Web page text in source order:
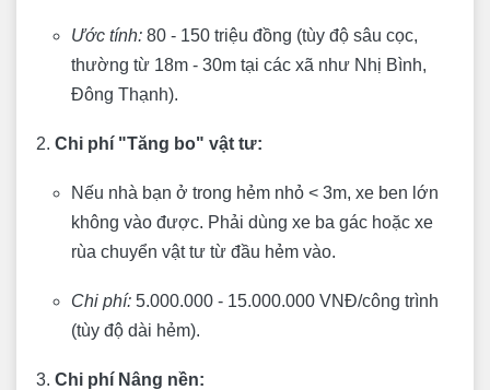
Ước tính: 80 - 150 triệu đồng (tùy độ sâu cọc,
thường từ 18m - 30m tại các xã như Nhị Bình,
Đông Thạnh).
Chi phí "Tăng bo" vật tư:
Nếu nhà bạn ở trong hẻm nhỏ < 3m, xe ben lớn
không vào được. Phải dùng xe ba gác hoặc xe
rùa chuyển vật tư từ đầu hẻm vào.
Chi phí: 5.000.000 - 15.000.000 VNĐ/công trình
(tùy độ dài hẻm).
Chi phí Nâng nền: